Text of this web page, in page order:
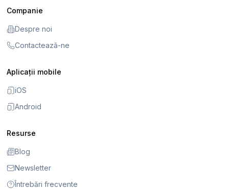
Companie
Despre noi
Contactează-ne
Aplicații mobile
iOS
Android
Resurse
Blog
Newsletter
Întrebări frecvente